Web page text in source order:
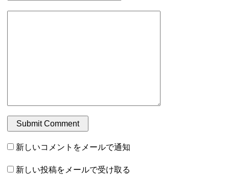
新しいコメントをメールで通知
新しい投稿をメールで受け取る